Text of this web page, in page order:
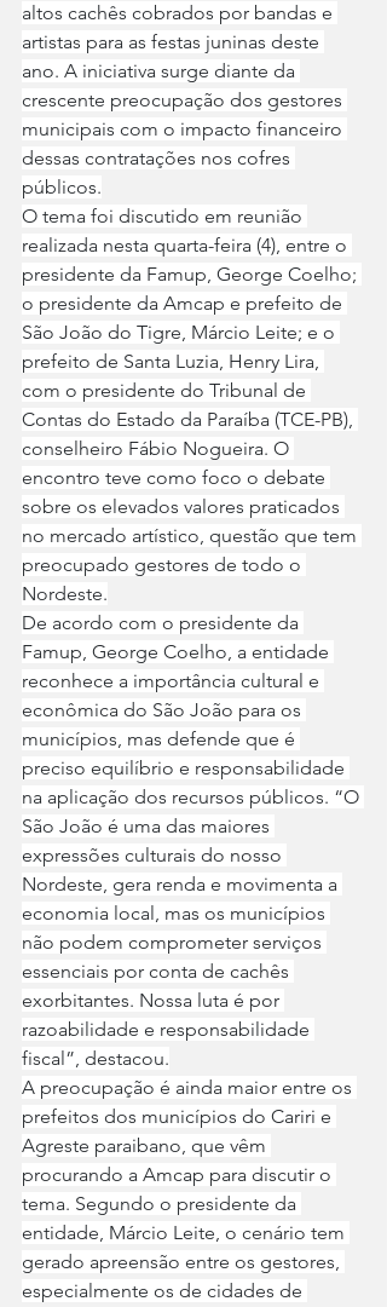
altos cachês cobrados por bandas e
artistas para as festas juninas deste
ano. A iniciativa surge diante da
crescente preocupação dos gestores
municipais com o impacto financeiro
dessas contratações nos cofres
públicos.
O tema foi discutido em reunião
realizada nesta quarta-feira (4), entre o
presidente da Famup, George Coelho;
o presidente da Amcap e prefeito de
São João do Tigre, Márcio Leite; e o
prefeito de Santa Luzia, Henry Lira,
com o presidente do Tribunal de
Contas do Estado da Paraíba (TCE-PB),
conselheiro Fábio Nogueira. O
encontro teve como foco o debate
sobre os elevados valores praticados
no mercado artístico, questão que tem
preocupado gestores de todo o
Nordeste.
De acordo com o presidente da
Famup, George Coelho, a entidade
reconhece a importância cultural e
econômica do São João para os
municípios, mas defende que é
preciso equilíbrio e responsabilidade
na aplicação dos recursos públicos. “O
São João é uma das maiores
expressões culturais do nosso
Nordeste, gera renda e movimenta a
economia local, mas os municípios
não podem comprometer serviços
essenciais por conta de cachês
exorbitantes. Nossa luta é por
razoabilidade e responsabilidade
fiscal”, destacou.
A preocupação é ainda maior entre os
prefeitos dos municípios do Cariri e
Agreste paraibano, que vêm
procurando a Amcap para discutir o
tema. Segundo o presidente da
entidade, Márcio Leite, o cenário tem
gerado apreensão entre os gestores,
especialmente os de cidades de